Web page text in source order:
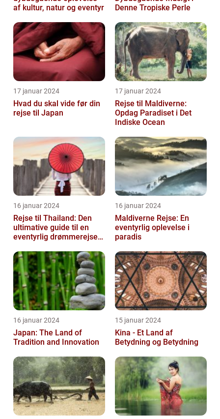
af kultur, natur og eventyr
Denne Tropiske Perle
17 januar 2024
Hvad du skal vide før din
rejse til Japan
17 januar 2024
Rejse til Maldiverne:
Opdag Paradiset i Det
Indiske Ocean
16 januar 2024
Rejse til Thailand: Den
ultimative guide til en
eventyrlig drømmerejse
16 januar 2024
Maldiverne Rejse: En
eventyrlig oplevelse i
paradis
16 januar 2024
Japan: The Land of
Tradition and Innovation
15 januar 2024
Kina - Et Land af
Betydning og Betydning